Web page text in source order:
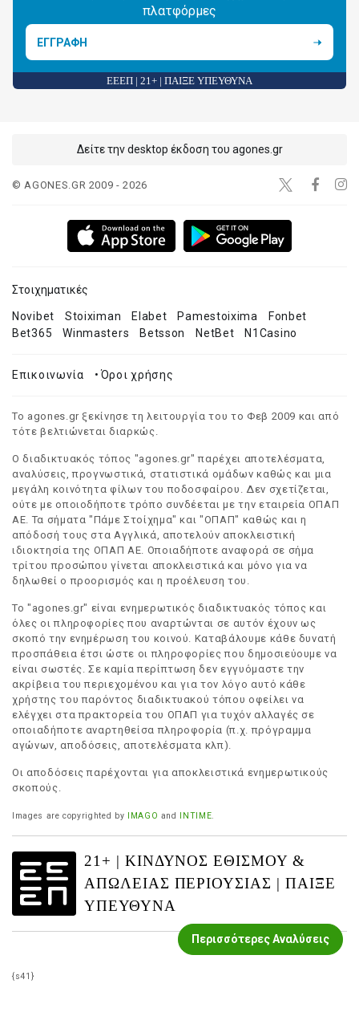
πλατφόρμες
ΕΓΓΡΑΦΗ
ΕΕΕΠ | 21+ | ΠΑΙΞΕ ΥΠΕΥΘΥΝΑ
Περισσότερες Αναλύσεις
Δείτε την desktop έκδοση του agones.gr
© AGONES.GR 2009 - 2026
Στοιχηματικές
Novibet Stoiximan Elabet Pamestoixima
Fonbet
Bet365
Winmasters Betsson NetBet N1Casino
Επικοινωνία •Όροι χρήσης
Το agones.gr ξεκίνησε τη λειτουργία του το Φεβ 2009 και από
τότε βελτιώνεται διαρκώς.
Ο διαδικτυακός τόπος "agones.gr" παρέχει αποτελέσματα,
αναλύσεις, προγνωστικά, στατιστικά ομάδων καθώς και μια
μεγάλη κοινότητα φίλων του ποδοσφαίρου. Δεν σχετίζεται,
ούτε με οποιοδήποτε τρόπο συνδέεται με την εταιρεία ΟΠΑΠ
ΑΕ. Τα σήματα "Πάμε Στοίχημα" και "ΟΠΑΠ" καθώς και η
απόδοσή τους στα Αγγλικά, αποτελούν αποκλειστική
ιδιοκτησία της ΟΠΑΠ ΑΕ. Οποιαδήποτε αναφορά σε σήμα
τρίτου προσώπου γίνεται αποκλειστικά και μόνο για να
δηλωθεί ο προορισμός και η προέλευση του.
Το "agones.gr" είναι ενημερωτικός διαδικτυακός τόπος και
όλες οι πληροφορίες που αναρτώνται σε αυτόν έχουν ως
σκοπό την ενημέρωση του κοινού. Καταβάλουμε κάθε δυνατή
προσπάθεια έτσι ώστε οι πληροφορίες που δημοσιεύουμε να
είναι σωστές. Σε καμία περίπτωση δεν εγγυόμαστε την
ακρίβεια του περιεχομένου και για τον λόγο αυτό κάθε
χρήστης του παρόντος διαδικτυακού τόπου οφείλει να
ελέγχει στα πρακτορεία του ΟΠΑΠ για τυχόν αλλαγές σε
οποιαδήποτε αναρτηθείσα πληροφορία (π.χ. πρόγραμμα
αγώνων, αποδόσεις, αποτελέσματα κλπ).
Οι αποδόσεις παρέχονται για αποκλειστικά ενημερωτικούς
σκοπούς.
Images are copyrighted by IMAGO and INTIME.
21+ | ΚΙΝΔΥΝΟΣ ΕΘΙΣΜΟΥ &
ΑΠΩΛΕΙΑΣ ΠΕΡΙΟΥΣΙΑΣ | ΠΑΙΞΕ
ΥΠΕΥΘΥΝΑ
{s41}